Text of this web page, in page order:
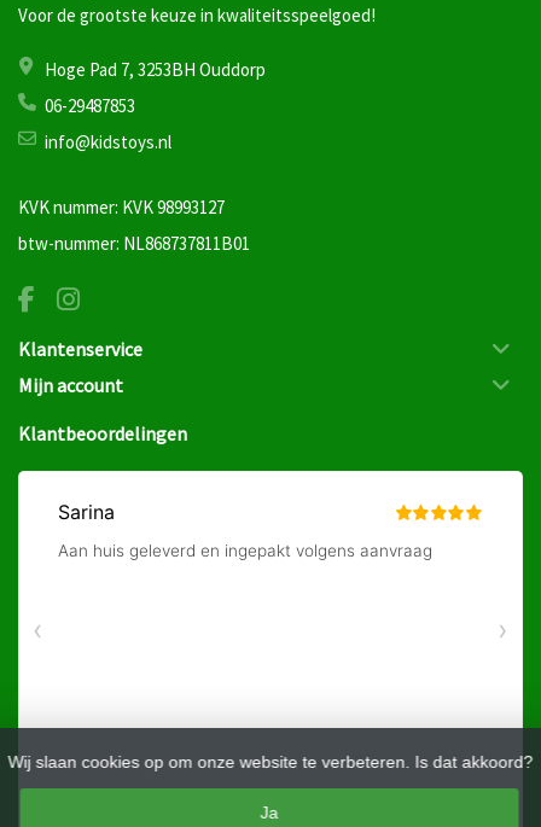
Wij slaan cookies op om onze website te verbeteren. Is dat akkoord?
Ja
Voor de grootste keuze in kwaliteitsspeelgoed!
Hoge Pad 7, 3253BH Ouddorp
06-29487853
info@kidstoys.nl
KVK nummer: KVK 98993127
btw-nummer: NL868737811B01
Klantenservice
Mijn account
Klantbeoordelingen